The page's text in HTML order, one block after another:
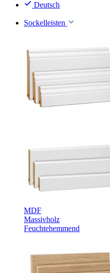
Deutsch
Sockelleisten
MDF
Massivholz
Feuchtehemmend